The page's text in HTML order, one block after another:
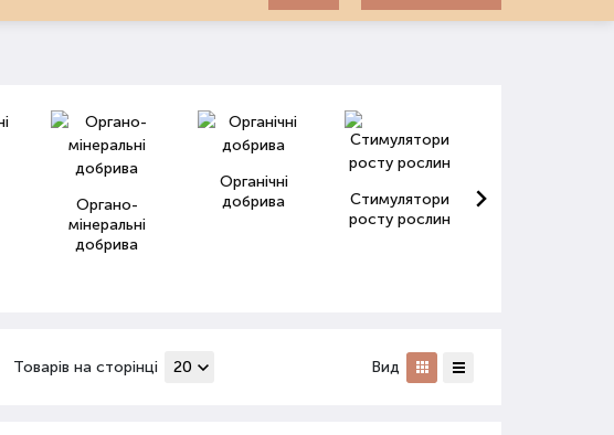
Органо-
мінеральні
добрива
Органічні
добрива
Стимулятори
росту рослин
Товарів на сторінці Вид